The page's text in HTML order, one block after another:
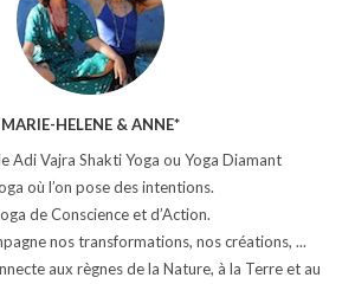
MARIE-HELENE & ANNE*
Adi Vajra Shakti Yoga ou Yoga Diamant
où l’on pose des intentions.
de Conscience et d’Action.
nos transformations, nos créations, ...
aux règnes de la Nature, à la Terre et au